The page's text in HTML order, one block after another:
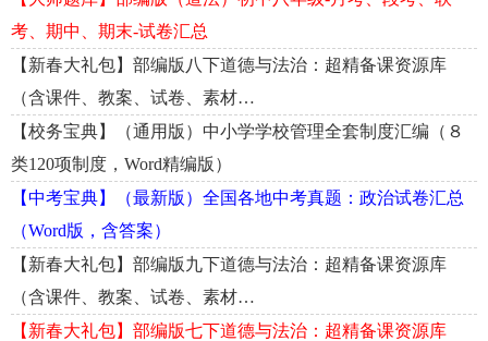
考、期中、期末-试卷汇总
【新春大礼包】部编版八下道德与法治：超精备课资源库
（含课件、教案、试卷、素材…
【校务宝典】（通用版）中小学学校管理全套制度汇编（８
类120项制度，Word精编版）
【中考宝典】（最新版）全国各地中考真题：政治试卷汇总
（Word版，含答案）
【新春大礼包】部编版九下道德与法治：超精备课资源库
（含课件、教案、试卷、素材…
【新春大礼包】部编版七下道德与法治：超精备课资源库